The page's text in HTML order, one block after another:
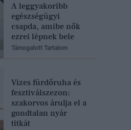
A leggyakoribb
egészségügyi
csapda, amibe nők
ezrei lépnek bele
Támogatott Tartalom
Vizes fürdőruha és
fesztiválszezon:
szakorvos árulja el a
gondtalan nyár
titkát